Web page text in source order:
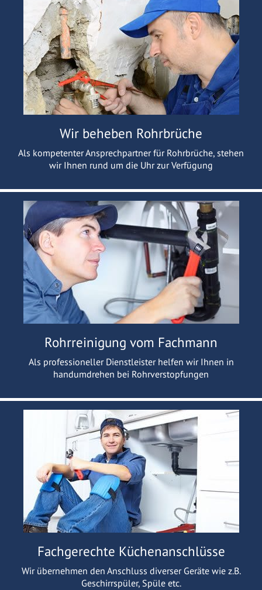
Wir beheben Rohrbrüche
Als kompetenter Ansprechpartner für Rohrbrüche, stehen
wir Ihnen rund um die Uhr zur Verfügung
Rohrreinigung vom Fachmann
Als professioneller Dienstleister helfen wir Ihnen in
handumdrehen bei Rohrverstopfungen
Fachgerechte Küchenanschlüsse
Wir übernehmen den Anschluss diverser Geräte wie z.B.
Geschirrspüler, Spüle etc.